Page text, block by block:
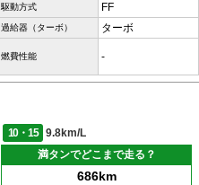
駆動方式 FF
過給器（ターボ） ターボ
燃費性能 -
10・15
9.8km/L
満タンでどこまで走る？
686km